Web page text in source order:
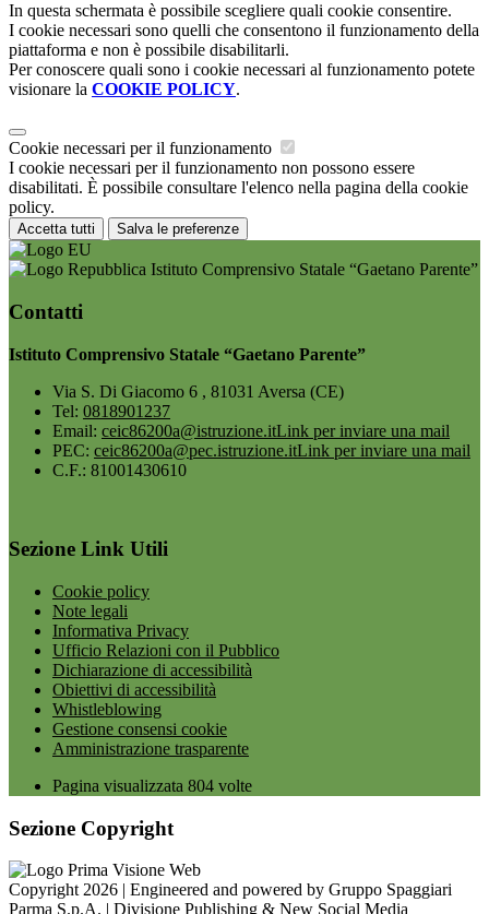
In questa schermata è possibile scegliere quali cookie consentire.
I cookie necessari sono quelli che consentono il funzionamento della
piattaforma e non è possibile disabilitarli.
Per conoscere quali sono i cookie necessari al funzionamento potete
visionare la COOKIE POLICY.
Cookie necessari per il funzionamento
I cookie necessari per il funzionamento non possono essere
disabilitati. È possibile consultare l'elenco nella pagina della cookie
policy.
Accetta tutti Salva le preferenze
Istituto Comprensivo Statale “Gaetano Parente”
Contatti
Istituto Comprensivo Statale “Gaetano Parente”
Via S. Di Giacomo 6 , 81031 Aversa (CE)
Tel: 0818901237
Email: ceic86200a@istruzione.itLink per inviare una mail
PEC: ceic86200a@pec.istruzione.itLink per inviare una mail
C.F.: 81001430610
Sezione Link Utili
Cookie policy
Note legali
Informativa Privacy
Ufficio Relazioni con il Pubblico
Dichiarazione di accessibilità
Obiettivi di accessibilità
Whistleblowing
Gestione consensi cookie
Amministrazione trasparente
Pagina visualizzata 804 volte
Sezione Copyright
Copyright 2026 | Engineered and powered by Gruppo Spaggiari
Parma S.p.A. | Divisione Publishing & New Social Media